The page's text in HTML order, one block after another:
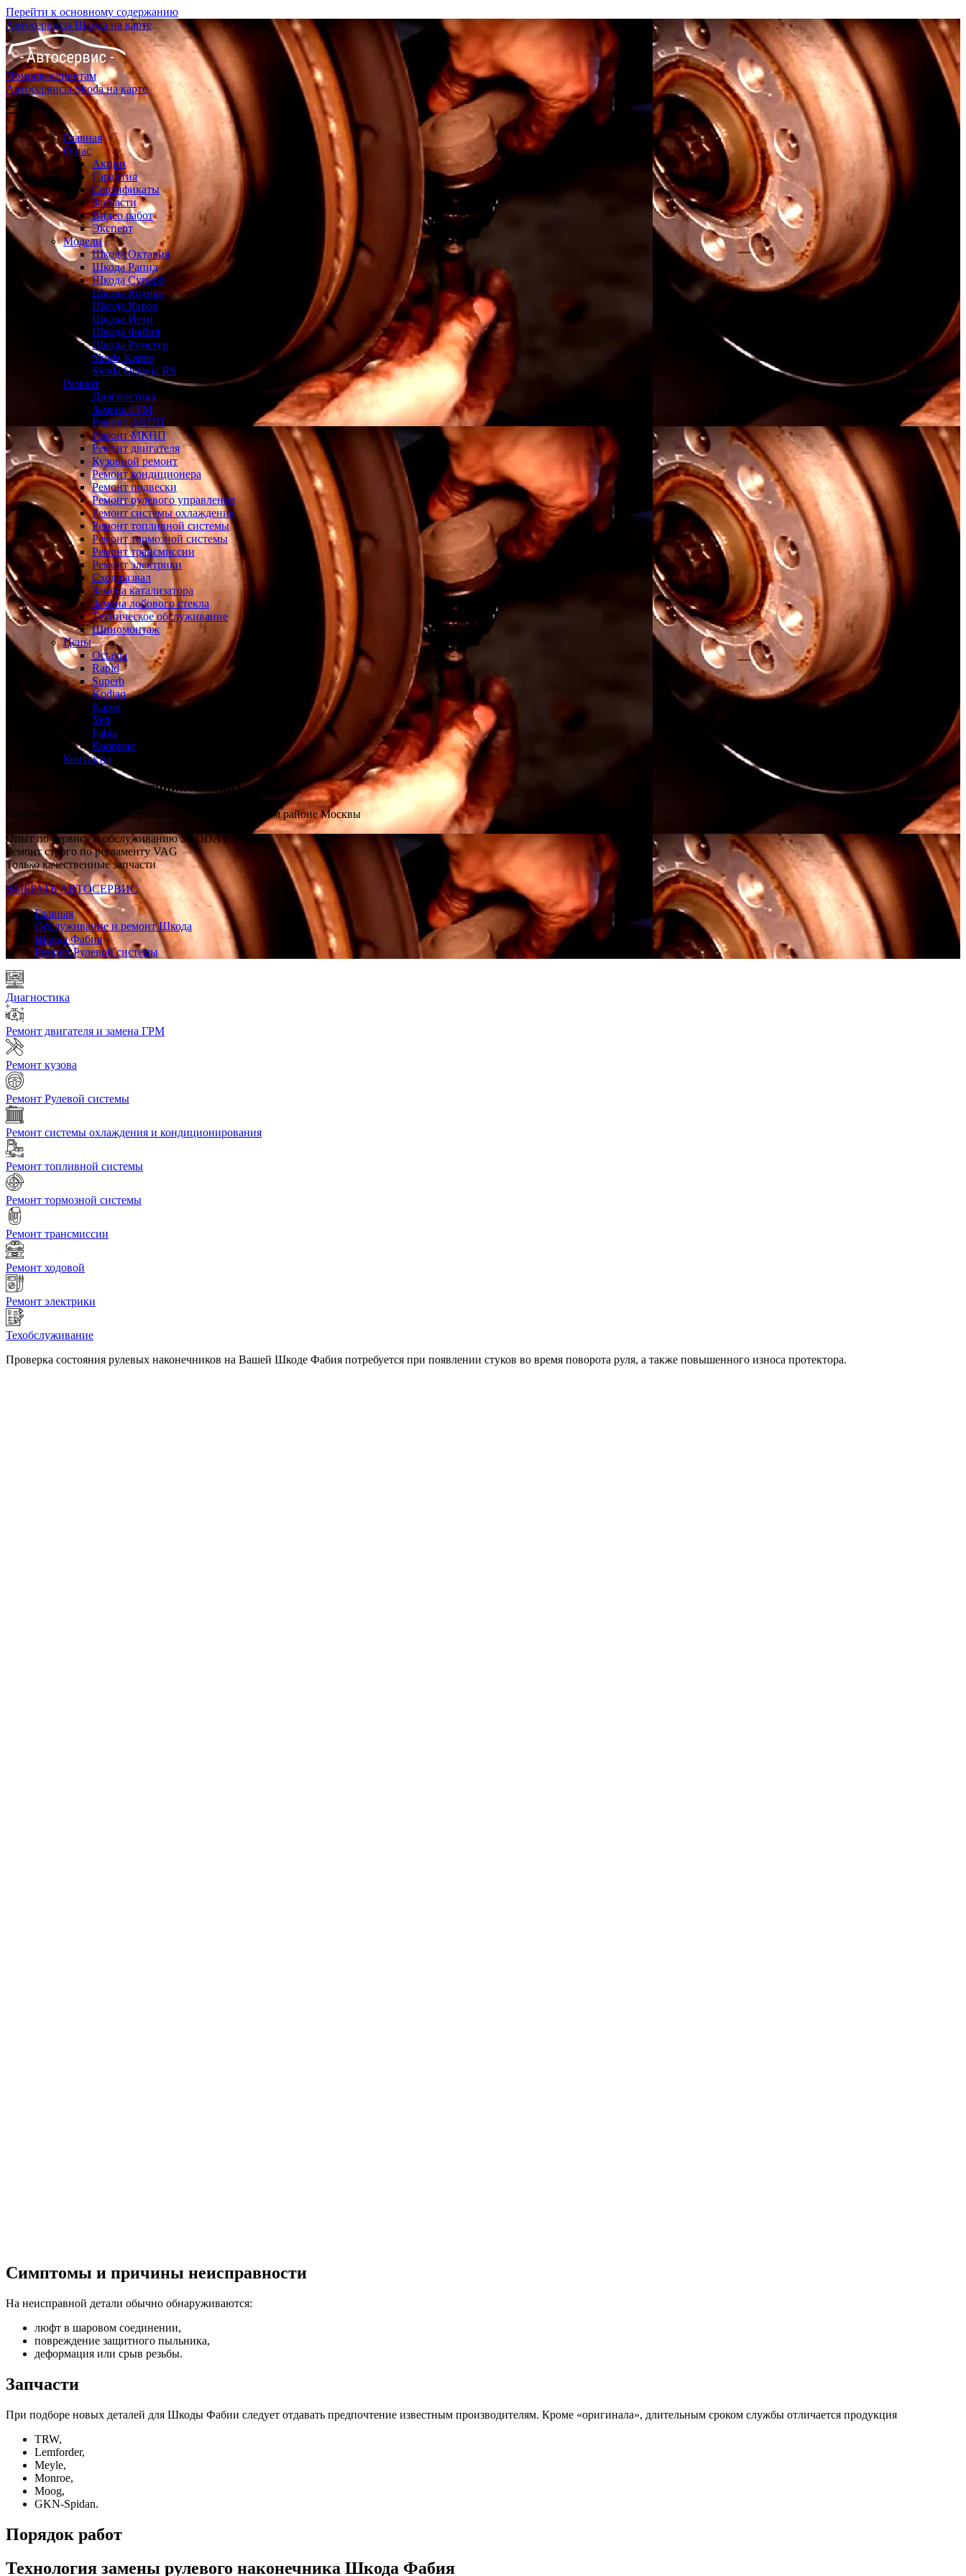
Перейти к основному содержанию
Автосервисы Шкода на карте
Помощь клиентам
Автосервисы Skoda на карте
Главная
О нас
Акции
Гарантия
Сертификаты
Запчасти
Видео работ
Эксперт
Модели
Шкода Октавия
Шкода Рапид
Шкода Суперб
Шкода Кодиак
Шкода Карок
Шкода Йети
Шкода Фабия
Шкода Румстер
Skoda Kamiq
Skoda Octavia RS
Ремонт
Диагностика
Замена ГРМ
Ремонт АКПП
Ремонт МКПП
Ремонт двигателя
Кузовной ремонт
Ремонт кондиционера
Ремонт подвески
Ремонт рулевого управления
Ремонт системы охлаждения
Ремонт топливной системы
Ремонт тормозной системы
Ремонт трансмиссии
Ремонт электрики
Сход развал
Замена катализатора
Замена лобового стекла
Техническое обслуживание
Шиномонтаж
Цены
Octavia
Rapid
Superb
Kodiaq
Karoq
Yeti
Fabia
Roomster
Контакты
Замена рулевых наконечников Шкода Фабия
Профессиональный автосервис Шкода Фабия в каждом районе Москвы
Опыт по сервису и обслуживанию SKODA с 2008 г
Ремонт строго по регламенту VAG
Только качественные запчасти
ВЫБРАТЬ АВТОСЕРВИС
Главная
Обслуживание и ремонт Шкода
Шкода Фабия
Ремонт Рулевой системы
Диагностика
Ремонт двигателя и замена ГРМ
Ремонт кузова
Ремонт Рулевой системы
Ремонт системы охлаждения и кондиционирования
Ремонт топливной системы
Ремонт тормозной системы
Ремонт трансмиссии
Ремонт ходовой
Ремонт электрики
Техобслуживание
Проверка состояния рулевых наконечников на Вашей Шкоде Фабия потребуется при появлении стуков во время поворота руля, а также повышенного износа протектора.
Симптомы и причины неисправности
На неисправной детали обычно обнаруживаются:
люфт в шаровом соединении,
повреждение защитного пыльника,
деформация или срыв резьбы.
Запчасти
При подборе новых деталей для Шкоды Фабии следует отдавать предпочтение известным производителям. Кроме «оригинала», длительным сроком службы отличается продукция
TRW,
Lemforder,
Meyle,
Monroe,
Moog,
GKN-Spidan.
Порядок работ
Технология замены рулевого наконечника Шкода Фабия